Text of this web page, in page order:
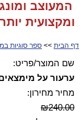
המעוצב
ומקצועית
דף הבית >> ספר סוגיות
שם המוצר/פריט:
ערעור על
מחיר מחירון:
₪240.00